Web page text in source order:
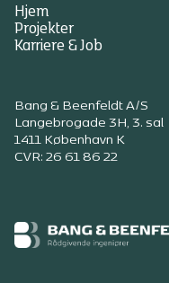
Hjem
Projekter
Karriere & Job
Bang & Beenfeldt A/S
Langebrogade 3H, 3. sal
1411 København K
CVR: 26 61 86 22